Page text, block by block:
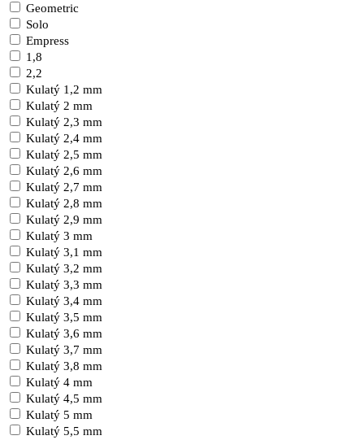
Geometric
Solo
Empress
1,8
2,2
Kulatý 1,2 mm
Kulatý 2 mm
Kulatý 2,3 mm
Kulatý 2,4 mm
Kulatý 2,5 mm
Kulatý 2,6 mm
Kulatý 2,7 mm
Kulatý 2,8 mm
Kulatý 2,9 mm
Kulatý 3 mm
Kulatý 3,1 mm
Kulatý 3,2 mm
Kulatý 3,3 mm
Kulatý 3,4 mm
Kulatý 3,5 mm
Kulatý 3,6 mm
Kulatý 3,7 mm
Kulatý 3,8 mm
Kulatý 4 mm
Kulatý 4,5 mm
Kulatý 5 mm
Kulatý 5,5 mm